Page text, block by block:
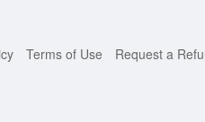
Terms of Use Request a